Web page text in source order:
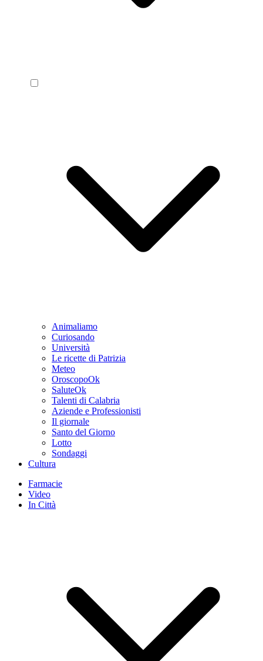
Animaliamo
Curiosando
Università
Le ricette di Patrizia
Meteo
OroscopoOk
SaluteOk
Talenti di Calabria
Aziende e Professionisti
Il giornale
Santo del Giorno
Lotto
Sondaggi
Cultura
Farmacie
Video
In Città